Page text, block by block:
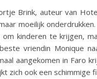
Brink, auteur van
moeilijk
kinderen te krijgen,
vriendin Monique
aangekomen in Faro
zich ook een schimmige